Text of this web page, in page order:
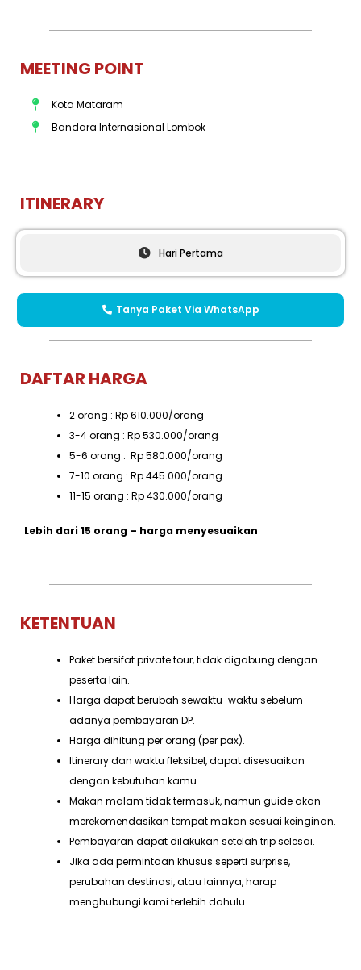
MEETING POINT
Kota Mataram
Bandara Internasional Lombok
ITINERARY
Hari Pertama
Tanya Paket Via WhatsApp
DAFTAR HARGA
2 orang : Rp 610.000/orang
3-4 orang : Rp 530.000/orang
5-6 orang : Rp 580.000/orang
7-10 orang : Rp 445.000/orang
11-15 orang : Rp 430.000/orang
Lebih dari 15 orang – harga menyesuaikan
KETENTUAN
Paket bersifat private tour, tidak digabung dengan
peserta lain.
Harga dapat berubah sewaktu-waktu sebelum
adanya pembayaran DP.
Harga dihitung per orang (per pax).
Itinerary dan waktu fleksibel, dapat disesuaikan
dengan kebutuhan kamu.
Makan malam tidak termasuk, namun guide akan
merekomendasikan tempat makan sesuai keinginan.
Pembayaran dapat dilakukan setelah trip selesai.
Jika ada permintaan khusus seperti surprise,
perubahan destinasi, atau lainnya, harap
menghubungi kami terlebih dahulu.